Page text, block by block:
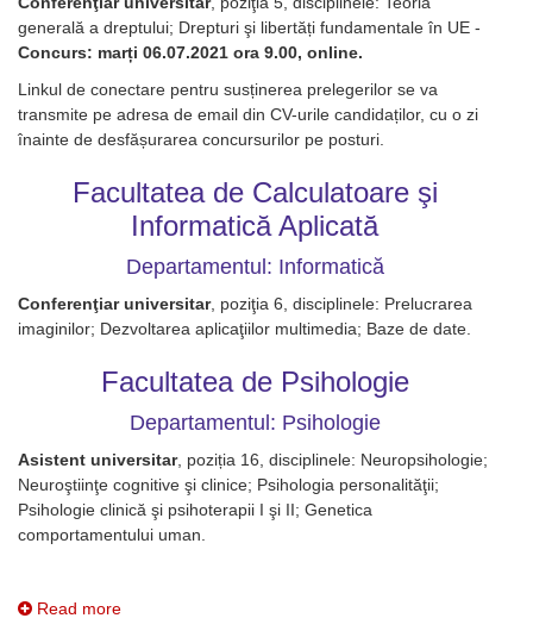
generală a dreptului; Drepturi şi libertăți fundamentale în UE -
Concurs: marți 06.07.2021 ora 9.00, online.
Linkul de conectare pentru susținerea prelegerilor se va
transmite pe adresa de email din CV-urile candidaților, cu o zi
înainte de desfășurarea concursurilor pe posturi.
Facultatea de Calculatoare şi
Informatică Aplicată
Departamentul: Informatică
Conferenţiar universitar, poziţia 6, disciplinele: Prelucrarea
imaginilor; Dezvoltarea aplicaţiilor multimedia; Baze de date.
Facultatea de Psihologie
Departamentul: Psihologie
Asistent universitar, poziția 16, disciplinele: Neuropsihologie;
Neuroştiinţe cognitive şi clinice; Psihologia personalităţii;
Psihologie clinică şi psihoterapii I şi II; Genetica
comportamentului uman.
Read more